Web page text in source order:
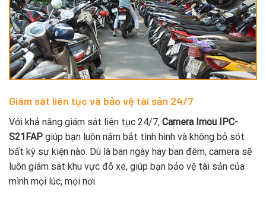
Giám sát liên tục và bảo vệ tài sản 24/7
Với khả năng giám sát liên tục 24/7, Camera Imou IPC-
S21FAP giúp bạn luôn nắm bắt tình hình và không bỏ sót
bất kỳ sự kiện nào. Dù là ban ngày hay ban đêm, camera sẽ
luôn giám sát khu vực đỗ xe, giúp bạn bảo vệ tài sản của
mình mọi lúc, mọi nơi.